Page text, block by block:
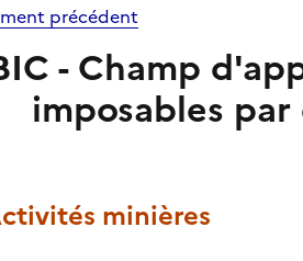
précédent
- Champ
imposables
minières